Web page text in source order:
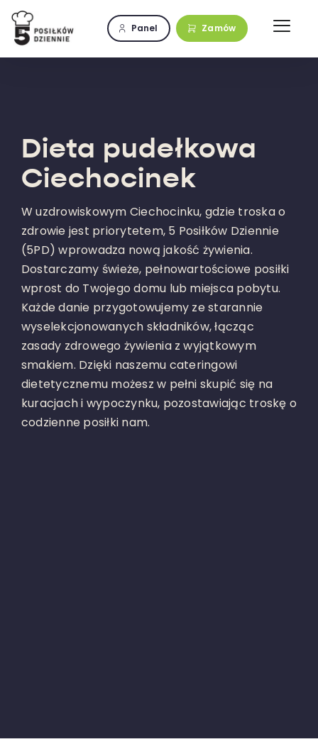
Przejdź
zawartości
Panel Zamów
Dieta pudełkowa
Ciechocinek
W uzdrowiskowym Ciechocinku, gdzie troska o
zdrowie jest priorytetem, 5 Posiłków Dziennie
(5PD) wprowadza nową jakość żywienia.
Dostarczamy świeże, pełnowartościowe posiłki
wprost do Twojego domu lub miejsca pobytu.
Każde danie przygotowujemy ze starannie
wyselekcjonowanych składników, łącząc
zasady zdrowego żywienia z wyjątkowym
smakiem. Dzięki naszemu cateringowi
dietetycznemu możesz w pełni skupić się na
kuracjach i wypoczynku, pozostawiając troskę o
codzienne posiłki nam.